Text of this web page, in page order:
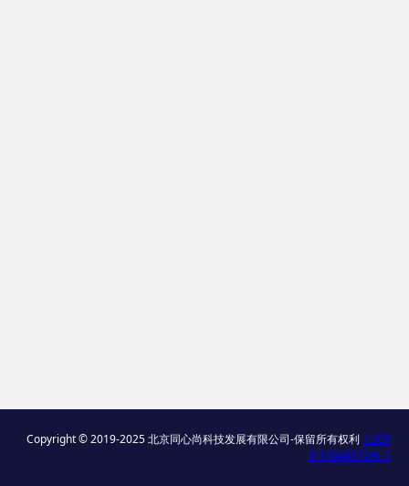
Copyright © 2019-2025 北京同心尚科技发展有限公司-保留所有权利京ICP
备19040872号-1